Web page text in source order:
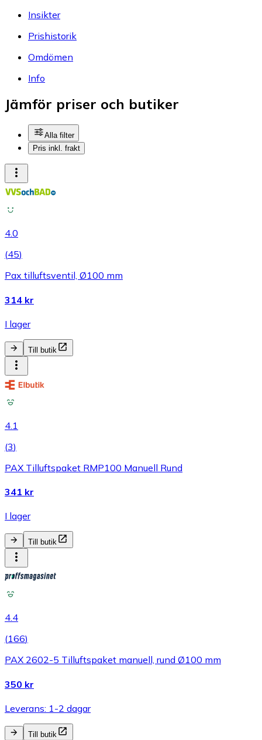
Insikter
Prishistorik
Omdömen
Info
Jämför priser och butiker
Alla filter
Pris inkl. frakt
4.0
(45)
Pax tilluftsventil, Ø100 mm
314 kr
I lager
Till butik
4.1
(3)
PAX Tilluftspaket RMP100 Manuell Rund
341 kr
I lager
Till butik
4.4
(166)
PAX 2602-5 Tilluftspaket manuell, rund Ø100 mm
350 kr
Leverans: 1-2 dagar
Till butik